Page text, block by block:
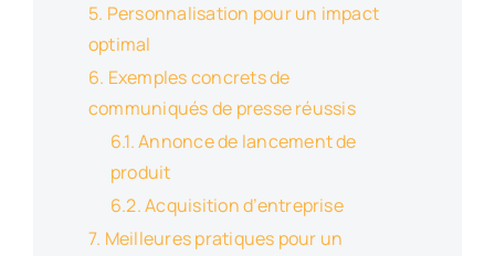
Personnalisation pour un impact
optimal
Exemples concrets de
communiqués de presse réussis
Annonce de lancement de
produit
Acquisition d’entreprise
Meilleures pratiques pour un